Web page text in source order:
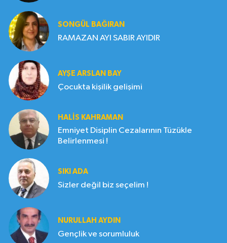
SONGÜL BAĞIRAN
RAMAZAN AYI SABIR AYIDIR
AYŞE ARSLAN BAY
Çocukta kişilik gelişimi
HALIS KAHRAMAN
Emniyet Disiplin Cezalarının Tüzükle
Belirlenmesi !
SIKI ADA
Sizler değil biz seçelim !
NURULLAH AYDIN
Gençlik ve sorumluluk